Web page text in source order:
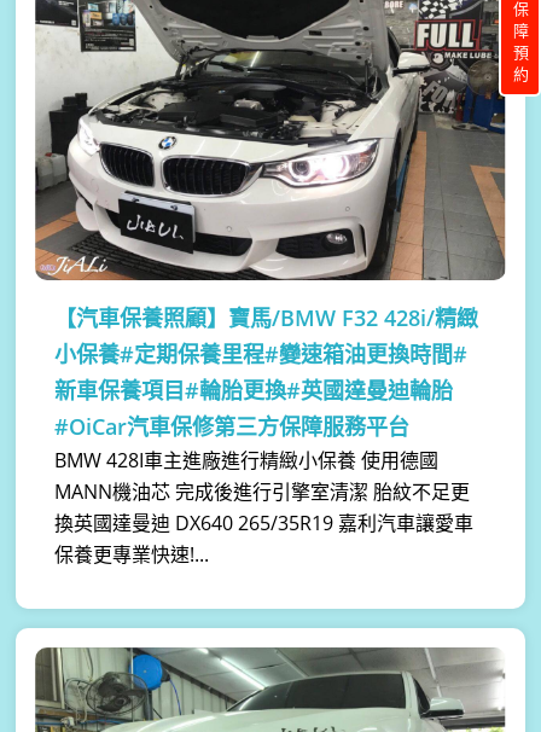
【汽車保養照顧】 寶馬/BMW F32 428i/精緻
小保養#定期保養里程#變速箱油更換時間#
新車保養項目#輪胎更換#英國達曼迪輪胎
#OiCar汽車保修第三方保障服務平台
BMW 428I車主進廠進行精緻小保養 使用德國
MANN機油芯 完成後進行引擎室清潔 胎紋不足更
換英國達曼迪 DX640 265/35R19 嘉利汽車讓愛車
保養更專業快速!...
保障預約